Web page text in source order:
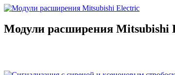
Модули расширения Mitsubishi